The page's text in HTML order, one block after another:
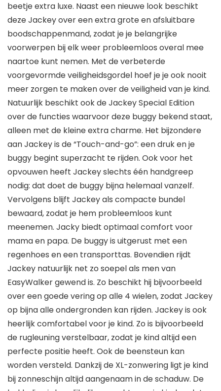
beetje extra luxe. Naast een nieuwe look beschikt
deze Jackey over een extra grote en afsluitbare
boodschappenmand, zodat je je belangrijke
voorwerpen bij elk weer probleemloos overal mee
naartoe kunt nemen. Met de verbeterde
voorgevormde veiligheidsgordel hoef je je ook nooit
meer zorgen te maken over de veiligheid van je kind.
Natuurlijk beschikt ook de Jackey Special Edition
over de functies waarvoor deze buggy bekend staat,
alleen met de kleine extra charme. Het bijzondere
aan Jackey is de “Touch-and-go”: een druk en je
buggy begint superzacht te rijden. Ook voor het
opvouwen heeft Jackey slechts één handgreep
nodig: dat doet de buggy bijna helemaal vanzelf.
Vervolgens blijft Jackey als compacte bundel
bewaard, zodat je hem probleemloos kunt
meenemen. Jacky biedt optimaal comfort voor
mama en papa. De buggy is uitgerust met een
regenhoes en een transporttas. Bovendien rijdt
Jackey natuurlijk net zo soepel als men van
EasyWalker gewend is. Zo beschikt hij bijvoorbeeld
over een goede vering op alle 4 wielen, zodat Jackey
op bijna alle ondergronden kan rijden. Jackey is ook
heerlijk comfortabel voor je kind. Zo is bijvoorbeeld
de rugleuning verstelbaar, zodat je kind altijd een
perfecte positie heeft. Ook de beensteun kan
worden versteld. Dankzij de XL-zonwering ligt je kind
bij zonneschijn altijd aangenaam in de schaduw. De